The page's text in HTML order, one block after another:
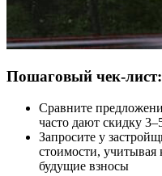
Пошаговый чек-лист:
Сравните
часто дают скидку
Запросите у
стоимости,
будущие взносы